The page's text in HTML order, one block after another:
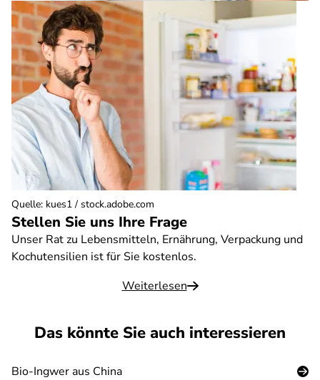
Stellen Sie uns Ihre Frage
Unser Rat zu Lebensmitteln, Ernährung, Verpackung und
Kochutensilien ist für Sie kostenlos.
Weiterlesen
Quelle: kues1 / stock.adobe.com
Das könnte Sie auch interessieren
Bio-Ingwer aus China